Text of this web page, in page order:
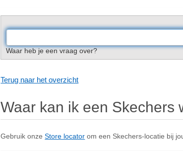
Waar heb je een vraag over?
Terug naar het overzicht
Waar kan ik een Skechers
Gebruik onzeStore locator om een Skechers-locatie bij